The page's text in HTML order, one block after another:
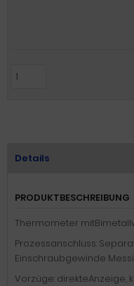
Details
PRODUKTBESCHREIBUNG
Thermometer
Prozessanschluss:
Einschraubgewinde
Vorzüge: direkteAnzeige,